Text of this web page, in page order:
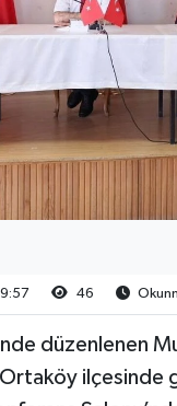
46
düzenlenen
Ortaköy